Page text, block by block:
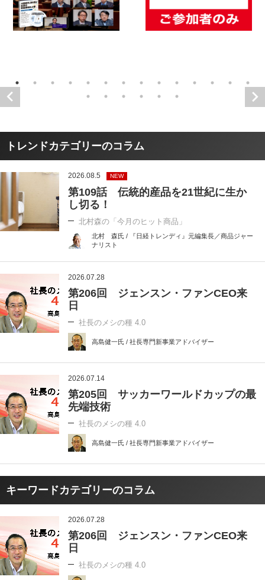
トレンドカテゴリーのコラム
2026.08.5 NEW
第109話 伝統的産品を21世紀に生か
し切る！
北村森の「今月のヒット商品」
北村 森氏 / 『日経トレンディ』元編集長／商品ジャー
ナリスト
2026.07.28
第206回 ジェンスン・ファンCEO来
日
社長のメシの種 4.0
高島健一氏 / 社長専門新事業アドバイザー
2026.07.14
第205回 サッカーワールドカップの最
先端技術
社長のメシの種 4.0
高島健一氏 / 社長専門新事業アドバイザー
キーワードカテゴリーのコラム
2026.07.28
第206回 ジェンスン・ファンCEO来
日
社長のメシの種 4.0